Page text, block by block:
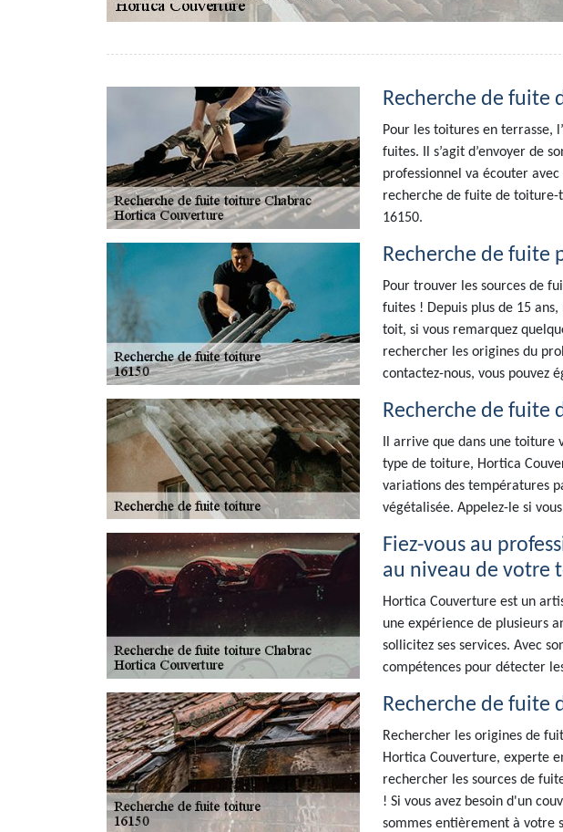
Recherche de fuite
Pour les toitures en terrasse,
fuites. Il s’agit d’envoyer de
professionnel va écouter
recherche de fuite de toiture-
16150.
Recherche de fuite
Pour trouver les sources de
fuites ! Depuis plus de 15
toit, si vous remarquez
rechercher les origines du
contactez-nous, vous pouvez
Recherche de fuite
Il arrive que dans une toiture
type de toiture, Hortica
variations des températures
végétalisée. Appelez-le si
Fiez-vous au
au niveau de votre
Hortica Couverture est un
une expérience de plusieurs
sollicitez ses services. Avec
compétences pour détecter
Recherche de fuite
Rechercher les origines de
Hortica Couverture, experte
rechercher les sources de
! Si vous avez besoin d'un
sommes entièrement à votre